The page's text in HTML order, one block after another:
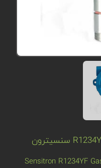
دتکتور گاز گازهای خنک کنندهR1234YF سنسیترون
Sensitron R1234YF